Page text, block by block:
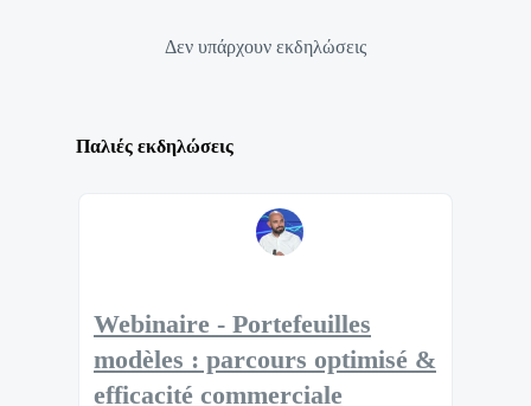
Δεν υπάρχουν εκδηλώσεις
Παλιές εκδηλώσεις
Webinaire - Portefeuilles
modèles : parcours optimisé &
efficacité commerciale